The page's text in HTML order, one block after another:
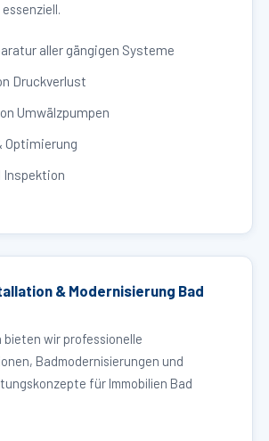
aller gängigen Systeme
Druckverlust
Umwälzpumpen
Optimierung
Inspektion
& Modernisierung Bad
bieten wir professionelle
Badmodernisierungen und
für Immobilien Bad